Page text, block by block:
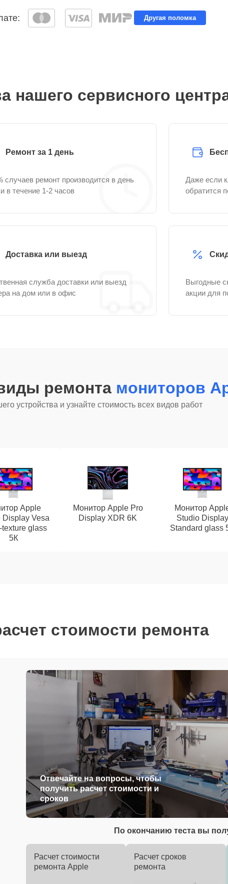
Другая поломка
нашего сервисного
Ремонт за 1 день
случаев ремонт производится в день
в течение 1-2 часов
Даже если
обратится
Доставка или выезд
служба доставки или выезд
на дом или в офис
Выгодные
акции для
ремонта мониторов
устройства и узнайте стоимость всех видов работ
Apple
Display Vesa
texture glass
5К
Монитор Apple Pro
Display XDR 6K
Монитор
Studio Display
Standard glass
стоимости ремонта
Отвечайте на вопросы, чтобы
получить расчет стоимости и
сроков
По окончанию теста вы
Расчет стоимости
ремонта Apple
Расчет сроков
ремонта